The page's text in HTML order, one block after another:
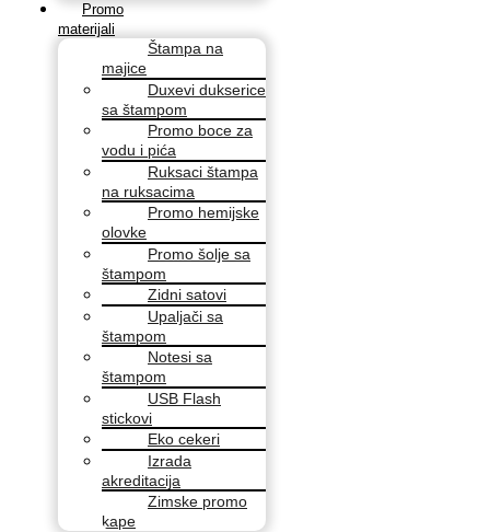
Promo
materijali
Štampa na
majice
Duxevi dukserice
sa štampom
Promo boce za
vodu i pića
Ruksaci štampa
na ruksacima
Promo hemijske
olovke
Promo šolje sa
štampom
Zidni satovi
Upaljači sa
štampom
Notesi sa
štampom
USB Flash
stickovi
Eko cekeri
Izrada
akreditacija
Zimske promo
kape